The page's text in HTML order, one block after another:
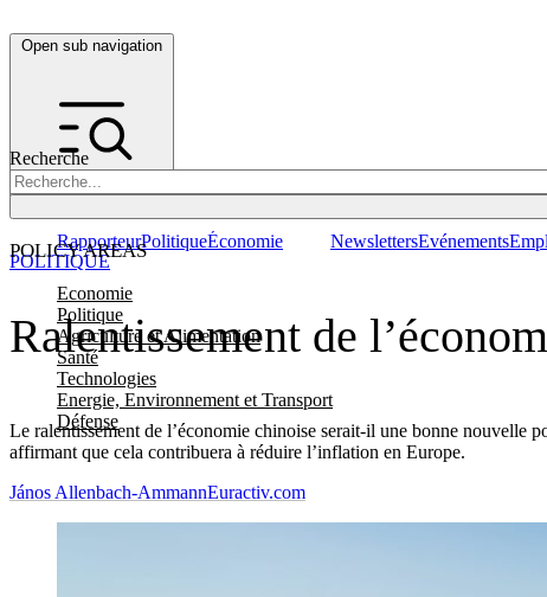
Open sub navigation
Recherche
POLICY AREAS
Economie
Politique
Agriculture et Alimentation
Santé
Technologies
Energie, Environnement et Transport
Défense
RapporteurPolitiqueÉconomie NewslettersEvénements
Ralentissement de
Le ralentissement de l’économie chinoise serait-il une bonne
affirmant que cela contribuera à réduire l’inflation en Europe.
POLITIQUE
János Allenbach-AmmannEuractiv.com